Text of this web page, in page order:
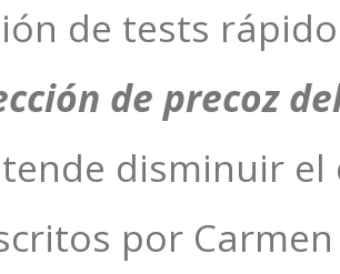
de tests
de precoz
disminuir
por